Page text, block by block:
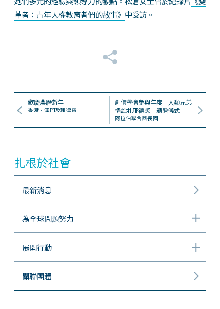
革者：青年人權教育者們的故事》 中受訪。
歡慶農曆新年
香港、澳門及菲律賓
創價學會參與年度「人類兄弟
情誼扎耶德獎」頒贈儀式
阿拉伯聯合酋長國
扎根於社會
最新消息
為全球問題努力
展開行動
關聯團體